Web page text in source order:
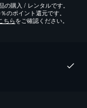
購入 / レンタルです。
のポイント還元です。
ちらをご確認ください。